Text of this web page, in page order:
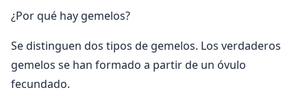
¿Por qué hay gemelos?
Se distinguen dos tipos de gemelos. Los verdaderos
gemelos se han formado a partir de un óvulo
fecundado.